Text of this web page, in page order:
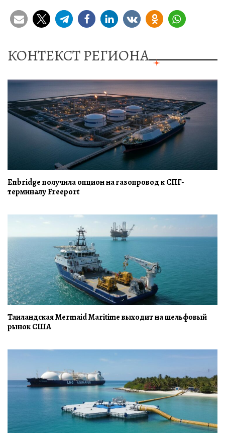
КОНТЕКСТ РЕГИОНА
Enbridge получила опцион на газопровод к СПГ-
терминалу Freeport
Таиландская Mermaid Maritime выходит на шельфовый
рынок США